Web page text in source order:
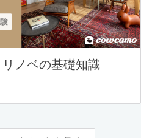
ノベの基礎知識